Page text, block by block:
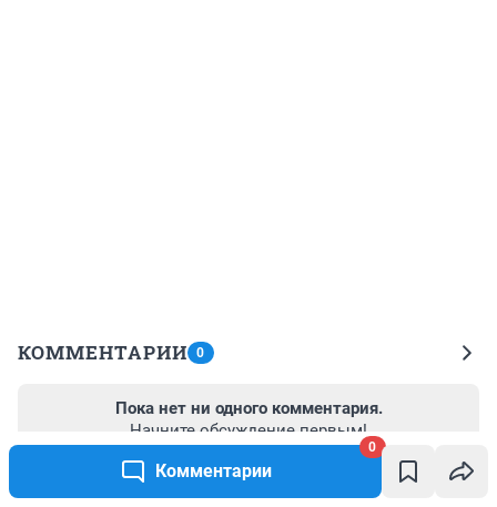
Комментарии
0
КОММЕНТАРИИ 0
Пока нет ни одного комментария.
Начните обсуждение первым!